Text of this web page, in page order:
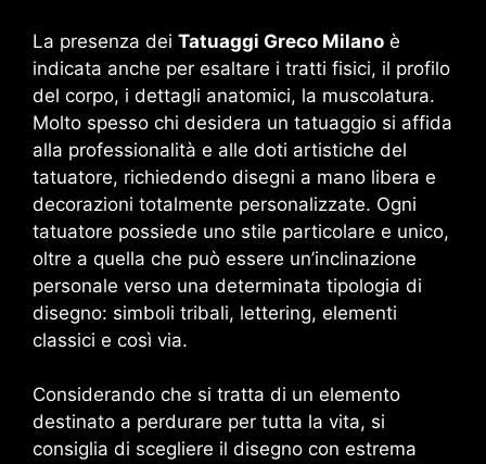
La presenza dei Tatuaggi Greco Milano è
indicata anche per esaltare i tratti fisici, il profilo
del corpo, i dettagli anatomici, la muscolatura.
Molto spesso chi desidera un tatuaggio si affida
alla professionalità e alle doti artistiche del
tatuatore, richiedendo disegni a mano libera e
decorazioni totalmente personalizzate. Ogni
tatuatore possiede uno stile particolare e unico,
oltre a quella che può essere un’inclinazione
personale verso una determinata tipologia di
disegno: simboli tribali, lettering, elementi
classici e così via.
Considerando che si tratta di un elemento
destinato a perdurare per tutta la vita, si
consiglia di scegliere il disegno con estrema